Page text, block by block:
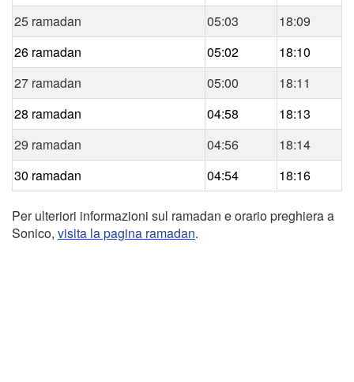
25 ramadan
05:03
18:09
26 ramadan
05:02
18:10
27 ramadan
05:00
18:11
28 ramadan
04:58
18:13
29 ramadan
04:56
18:14
30 ramadan
04:54 18:16
Per ulteriori informazioni sul ramadan e orario preghiera a
Sonico, visita la pagina ramadan.